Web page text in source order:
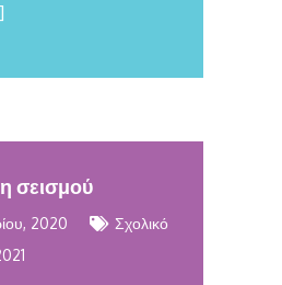
σεισμού
2020
Σχολικό